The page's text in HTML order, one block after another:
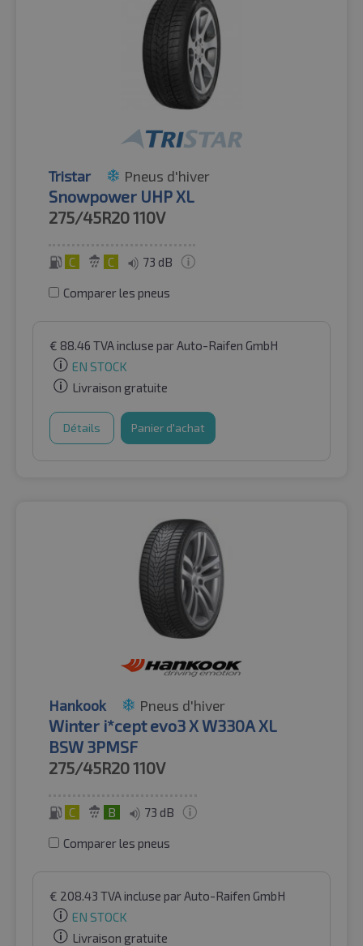
Tristar Pneus d'hiver
Snowpower UHP XL
275/45R20110V
C C 73 dB
Comparer les pneus
€ 88.46 TVA incluse par Auto-Raifen GmbH
EN STOCK
Livraison gratuite
Détails Panier d'achat
Hankook Pneus d'hiver
Winter i*cept evo3 X W330A XL
BSW 3PMSF
275/45R20110V
C B 73 dB
Comparer les pneus
€ 208.43 TVA incluse par Auto-Raifen GmbH
EN STOCK
Livraison gratuite